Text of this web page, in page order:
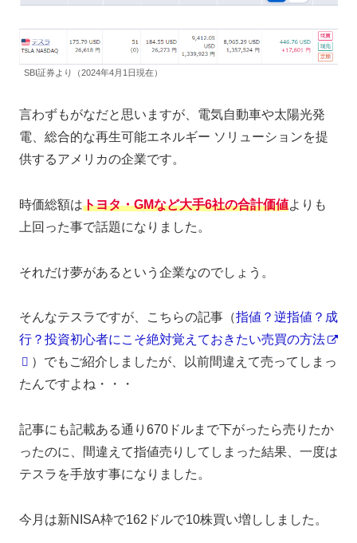
SBI証券より（2024年4月1日現在）
言わずもがなだと思いますが、電気自動車や太陽光発
電、総合的な再生可能エネルギー ソリューションを提
供するアメリカの企業です。
時価総額はトヨタ・GMなど大手6社の合計価値よりも
上回った事で話題になりました。
それだけ夢があるという企業なのでしょう。
そんなテスラですが、こちらの記事（指値？逆指値？成
行？投資初心者にこそ絶対覚えておきたい売買の方法
）でもご紹介しましたが、以前間違えて売ってしまっ
たんですよね・・・
記事にも記載ある通り670ドルまで下がったら売りたか
ったのに、間違えて指値売りしてしまった結果、一度は
テスラを手放す事になりました。
今月は新NISA枠で162ドルで10株買い増ししました。